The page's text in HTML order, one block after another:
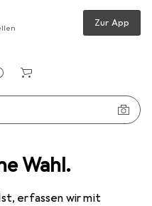
Wahl.
erfassen wir mit
Zur App
Trixie Kletterleiter